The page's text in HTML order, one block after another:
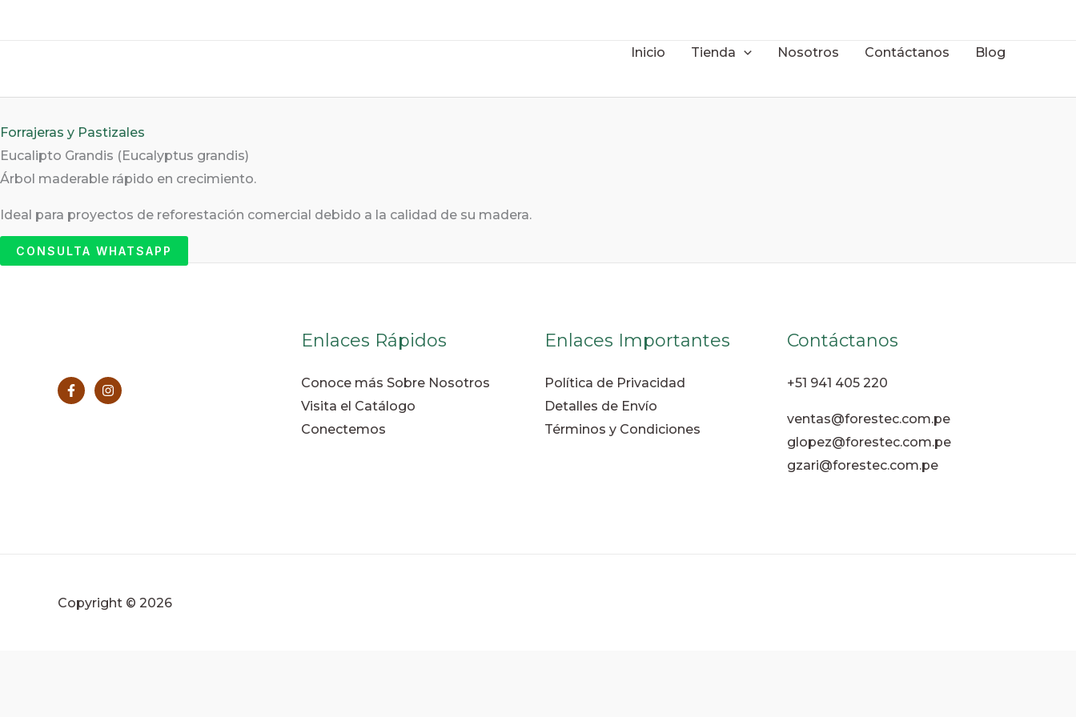
Inicio Tienda Nosotros Contáctanos Blog
Forrajeras y Pastizales
Eucalipto Grandis (Eucalyptus grandis)
Árbol maderable rápido en crecimiento.
Ideal para proyectos de reforestación comercial debido a la calidad de su madera.
CONSULTA WHATSAPP
Enlaces Rápidos
Conoce más Sobre Nosotros
Visita el Catálogo
Conectemos
Enlaces Importantes
Política de Privacidad
Detalles de Envío
Términos y Condiciones
Contáctanos
+51 941 405 220
ventas@forestec.com.pe
glopez@forestec.com.pe
gzari@forestec.com.pe
Copyright © 2026